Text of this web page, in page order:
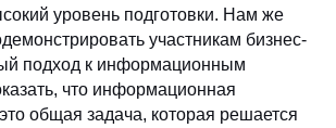
уровень подготовки. Нам же
участникам бизнес-
подход к информационным
что информационная
общая задача, которая решается